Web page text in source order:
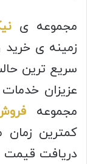
مجموعه ی
زمینه ی
سریع ترین
عزیزان
مجموعه
کمترین زمان
دریافت قیمت